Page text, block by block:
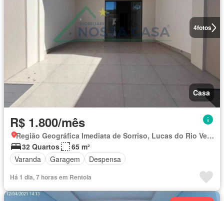
4fotos
Casa
R$ 1.800/mês
Região Geográfica Imediata de Sorriso, Lucas do Rio Verde
32 Quartos
65 m²
Varanda
Garagem Despensa
Há 1 dia, 7 horas em Rentola